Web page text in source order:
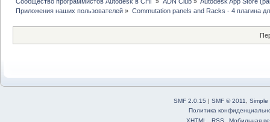
Приложения наших пользователей » Commutation panels and Racks - 4 плагина
SMF 2.0.15 | SMF © 2011
Simple
Политика
XHTML
RSS Мобильная